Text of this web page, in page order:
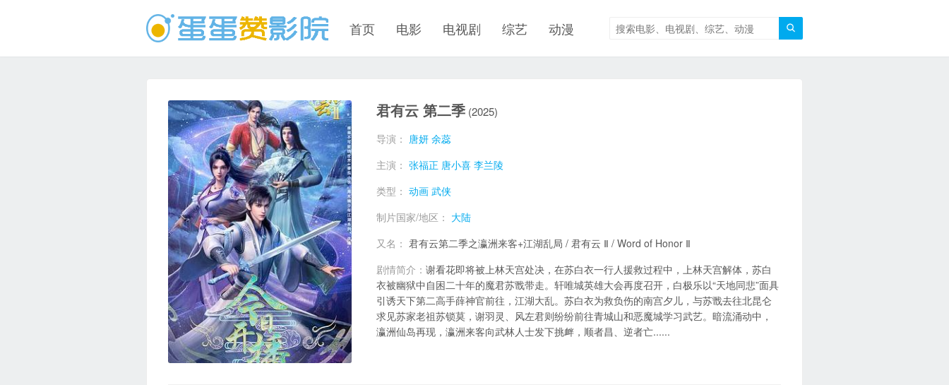

首页 电影 电视剧 综艺 动漫
君有云 第二季 (2025)
导演： 唐妍 余蕊
主演： 张福正 唐小喜 李兰陵
类型： 动画 武侠
制片国家/地区： 大陆
又名： 君有云第二季之瀛洲来客+江湖乱局 / 君有云 Ⅱ / Word of Honor Ⅱ
剧情简介： 谢看花即将被上林天宫处决，在苏白衣一行人援救过程中，上林天宫解体，苏白
衣被幽狱中自困二十年的魔君苏戬带走。轩唯城英雄大会再度召开，白极乐以“天地同悲”面具
引诱天下第二高手薛神官前往，江湖大乱。苏白衣为救负伤的南宫夕儿，与苏戬去往北昆仑
求见苏家老祖苏锁莫，谢羽灵、风左君则纷纷前往青城山和恶魔城学习武艺。暗流涌动中，
瀛洲仙岛再现，瀛洲来客向武林人士发下挑衅，顺者昌、逆者亡......